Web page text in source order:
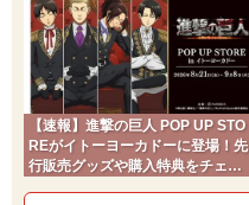
【速報】進撃の巨人 POP UP STO
REがイトーヨーカドーに登場！先
行販売グッズや購入特典をチェッ